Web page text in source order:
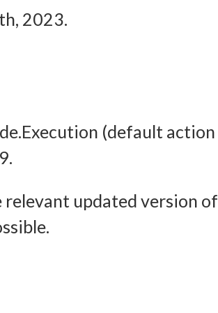
zum Datenschutz speichern und
2023.
(default action
relevant updated version of